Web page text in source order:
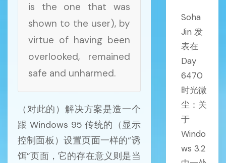
is the one that was
shown to the user), by
virtue of having been
overlooked, remained
safe and unharmed.
（对此的）解决方案是造一个
跟 Windows 95 传统的（显示
控制面板）设置页面一样的“诱
饵”页面，它的存在意义则是当
Soha
Jin 发
表在
Day
6470
时光微
尘：关
于
Windo
ws 3.2